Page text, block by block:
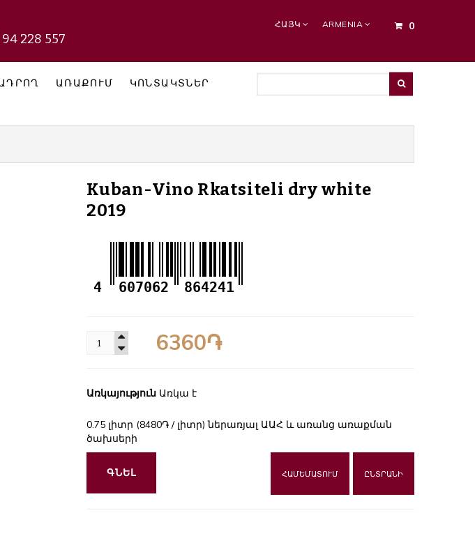
228 557
0
ՀԱՅԿ ARMENIA
ԱՌԱՔՈՒՄ ԿՈՆՏԱԿՏՆԵՐ
Kuban-Vino Rkatsiteli dry white
2019
4 607062 864241
6360֏
Առկայություն Առկա է
0.75 լիտր (8480֏ / լիտր) ներառյալ ԱԱՀ և առանց առաքման
ծախսերի
ԳՆԵԼ ԸՆՏՐԱՆԻ
ՀԱՄԵՄԱՏՈՒՄ